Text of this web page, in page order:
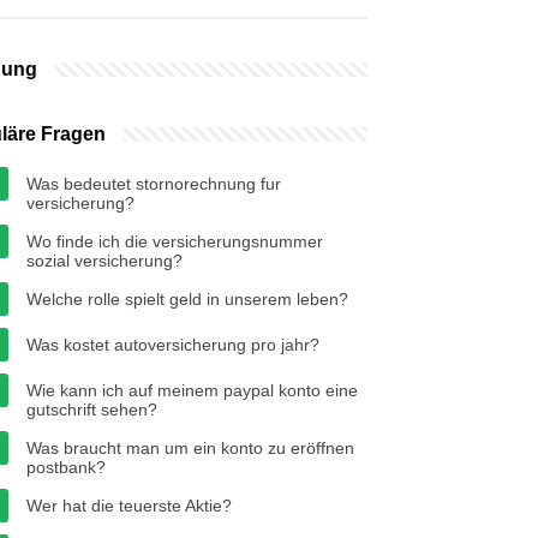
Fragen
Was bedeutet stornorechnung fur
versicherung?
Wo finde ich die versicherungsnummer
sozial versicherung?
Welche rolle spielt geld in unserem leben?
Was kostet autoversicherung pro jahr?
Wie kann ich auf meinem paypal konto eine
gutschrift sehen?
Was braucht man um ein konto zu eröffnen
postbank?
Wer hat die teuerste Aktie?